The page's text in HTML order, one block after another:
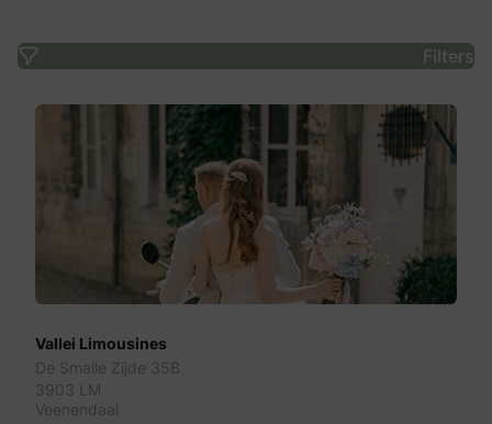
Filters
Vallei Limousines
De Smalle Zijde 35B
3903 LM
Veenendaal